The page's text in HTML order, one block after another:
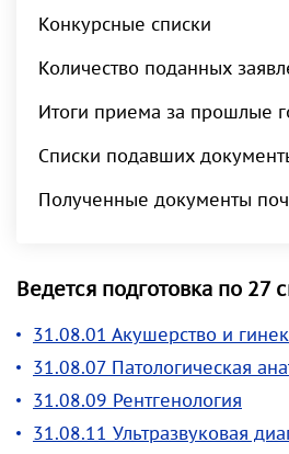
Конкурсные списки
Количество поданных
Итоги приема за прошлые
Списки подавших
Полученные документы
Ведется подготовка по 27
31.08.01 Акушерство и
31.08.07 Патологическая
31.08.09 Рентгенология
31.08.11 Ультразвуковая